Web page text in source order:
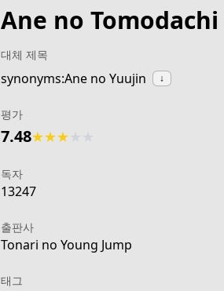
Ane no Tomodachi
대체 제목
synonyms:Ane no Yuujin ↓
평가
7.48★★★
독자
13247
출판사
Tonari no Young Jump
태그